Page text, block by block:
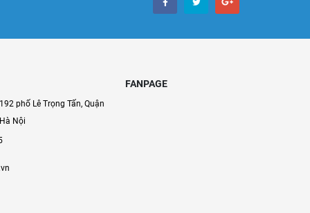
phố Lê Trọng Tấn, Quận
Nội
FANPAGE